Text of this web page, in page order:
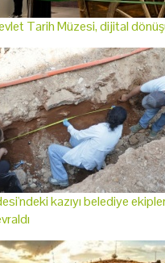
Tarih Müzesi, dijital
kazıyı belediye